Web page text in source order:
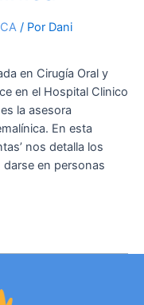
/ Por Dani
en Cirugía Oral y
en el Hospital Clinico
la asesora
En esta
nos detalla los
darse en personas